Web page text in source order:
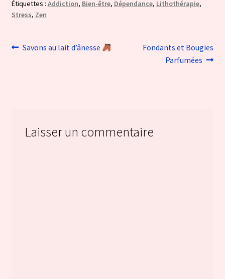
Étiquettes : Addiction, Bien-être, Dépendance, Lithothérapie,
Stress, Zen
Navigation
Article
Savons au lait d’ânesse
Article
suivant :
Fondants et Bougies
Parfumées
Laisser un commentaire